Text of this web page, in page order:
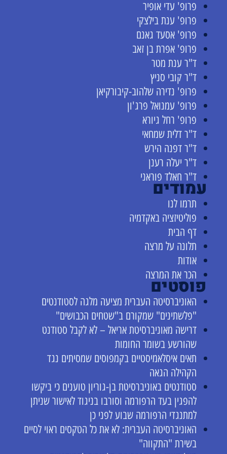
פרופ' עדי אופיר
פרופ' ענת בילצקי
פרופ' אסעד גאנם
פרופ' אפרת בן זאב
ד"ר ענת מטר
ד"ר קובי סניץ
פרופ' נדירה שלהוב-קיבורקיאן
פרופ' עמנואל פרג'ון
פרופ' רחל גיורא
ד"ר דלית שמחאי
ד"ר דפנה הירש
ד"ר יעלה רענן
ד"ר חאלד פוראני
עמודים
תרמו לנו
פוליטיזציה באקדמיה
דף הבית
תלונה על מרצה
אודות
הכר את המרצה
פוסטים
האוניברסיטה העברית מציעה מלגה לסטודנטים
"פלשתינים" שמקורם ב"שטחים הכבושים"
דרישה מאוניברסיטת אריאל – לא לקבל סטודנט
שהורשע בשומר החומות
תאים איסלאמיסטיים בקמפוסים שמסיתים נגד
הקהילה הגאה
סטודנטים באוניברסיטת בן-גוריון טוענים כי ביקשו
להפגין בעד הרפורמה וסורבו בניגוד לאישור שניתן
למתנגדי הרפורמה שבוע לפני כן
האוניברסיטה העברית: לא את כל הטקסים ראוי לסיים
בשירת "התקווה"